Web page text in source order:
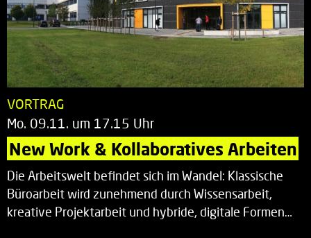
VORTRAG
Mo. 09.11. um 17.15 Uhr
New Work & Kollaboratives Arbeiten
Die Arbeitswelt befindet sich im Wandel: Klassische
Büroarbeit wird zunehmend durch Wissensarbeit,
kreative Projektarbeit und hybride, digitale Formen…